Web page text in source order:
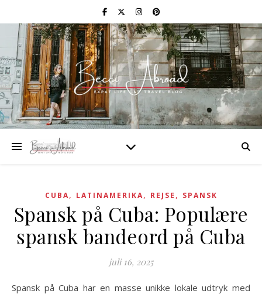
CUBA, LATINAMERIKA, REJSE , SPANSK
Spansk på Cuba: Populære
spansk bandeord på Cuba
juli 16, 2025
Spansk på Cuba har en masse unikke lokale udtryk med